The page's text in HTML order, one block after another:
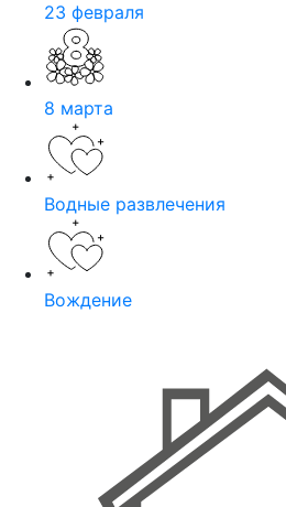
23 февраля
8 марта
Водные развлечения
Вождение